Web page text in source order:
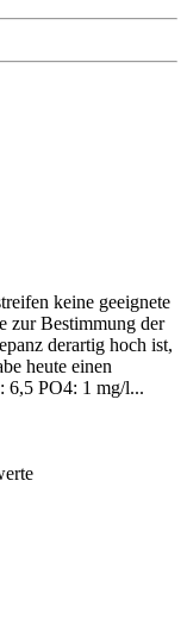
keine geeignete
zur Bestimmung der
derartig hoch ist,
heute einen
6,5 PO4: 1 mg/l...